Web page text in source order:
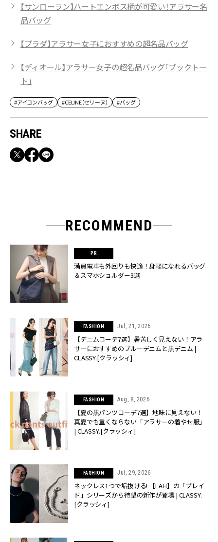
【サンローラン】ハートエンボス柄が可愛い！アラサー名
品バッグ
【プラダ】アラサー女子におすすめの超名品バッグ
【ディオール】アラサー女子の超名品バッグ「ブックトー
ト」
#アイコンバッグ #CELINE（セリーヌ） #バッグ
SHARE
RECOMMEND
満員電車も外回りも快適！身軽になれるバッグ
＆スマホショルダー3選
FASHION Jul, 21, 2026
【デニムコーデ7選】暑苦しく見えない！アラ
サーにおすすめのブルーデニムと黒デニム |
CLASSY.[クラッシィ]
FASHION Aug, 8, 2026
【夏の黒パンツコーデ7選】地味に見えない！
真夏でも重くならない「アラサーの着やせ服」
| CLASSY.[クラッシィ]
FASHION Jul, 29, 2026
ネックレス1つで垢抜ける! 【LAH】の「ブレイ
ド」シリーズから待望の新作が登場 | CLASSY.
[クラッシィ]